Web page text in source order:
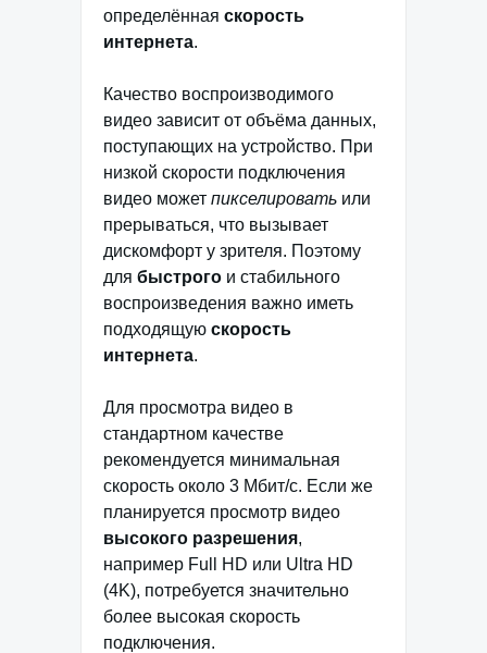
определённая скорость
интернета.
Качество воспроизводимого
видео зависит от объёма данных,
поступающих на устройство. При
низкой скорости подключения
видео может пикселировать или
прерываться, что вызывает
дискомфорт у зрителя. Поэтому
для быстрого и стабильного
воспроизведения важно иметь
подходящую скорость
интернета.
Для просмотра видео в
стандартном качестве
рекомендуется минимальная
скорость около 3 Мбит/с. Если же
планируется просмотр видео
высокого разрешения,
например Full HD или Ultra HD
(4K), потребуется значительно
более высокая скорость
подключения.